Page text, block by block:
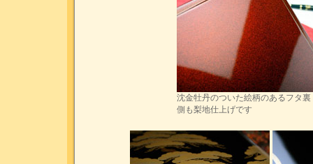
沈金牡丹のついた絵柄のあるフタ裏
側も梨地仕上げです